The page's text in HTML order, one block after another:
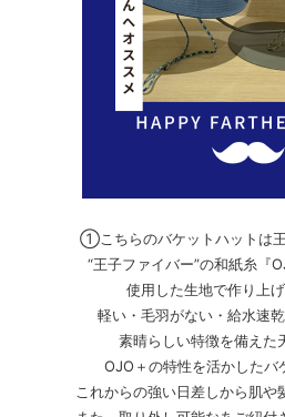
①こちらのバケットハットは
“王子ファイバー”の和紙糸『
使用した生地で作り上げ
軽い・毛羽がない・給水速乾
素晴らしい特徴を備えた
OJO＋の特性を活かしたバ
これからの強い日差しから肌や